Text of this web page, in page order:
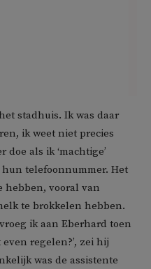
stadhuis. Ik was daar
ik weet niet precies
doe als ik ‘machtige’
telefoonnummer. Het
hebben, vooral van
te brokkelen hebben.
ik aan Eberhard toen
regelen?’, zei hij
was de assistente